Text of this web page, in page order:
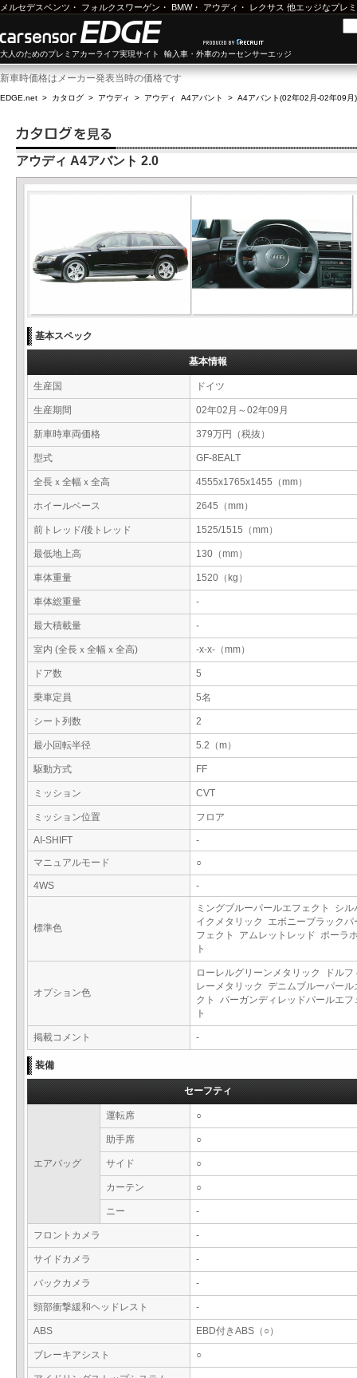
メルセデスベンツ ・ フォルクスワーゲン ・ BMW・ アウディ ・ レクサス 他エッジなプレ
大人のためのプレミアカーライフ実現サイト 輸入車・外車のカーセンサーエッジ
新車時価格はメーカー発表当時の価格です
EDGE.net > カタログ > アウディ > アウディ A4アバント > A4アバント(02年02月-02年09月)
アウディ A4アバント 2.0
基本スペック
基本情報
生産国 ドイツ
生産期間 02年02月～02年09月
新車時車両価格 379万円（税抜）
型式 GF-8EALT
全長ｘ全幅ｘ全高 4555x1765x1455（mm）
ホイールベース 2645（mm）
前トレッド/後トレッド 1525/1515（mm）
最低地上高 130（mm）
車体重量 1520（kg）
車体総重量 -
最大積載量 -
室内 (全長ｘ全幅ｘ全高) -x-x-（mm）
ドア数 5
乗車定員 5名
シート列数 2
最小回転半径 5.2（m）
駆動方式 FF
ミッション CVT
ミッション位置 フロア
AI-SHIFT
-
マニュアルモード
○
4WS -
標準色
ミングブルーパールエフェクト シル
イクメタリック エボニーブラックパ
フェクト アムレットレッド ポーラ
ト
オプション色
ローレルグリーンメタリック ドルフ
レーメタリック デニムブルーパール
クト バーガンディレッドパールエフ
ト
掲載コメント -
装備
セーフティ
エアバッグ
運転席 ○
助手席 ○
サイド ○
カーテン ○
ニー -
フロントカメラ -
サイドカメラ -
バックカメラ -
頸部衝撃緩和ヘッドレスト -
ABS EBD付きABS（○）
ブレーキアシスト ○